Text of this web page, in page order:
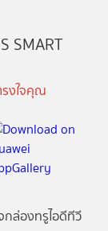
SMART
งใจคุณ
กล่องทรูไอดีทีวี